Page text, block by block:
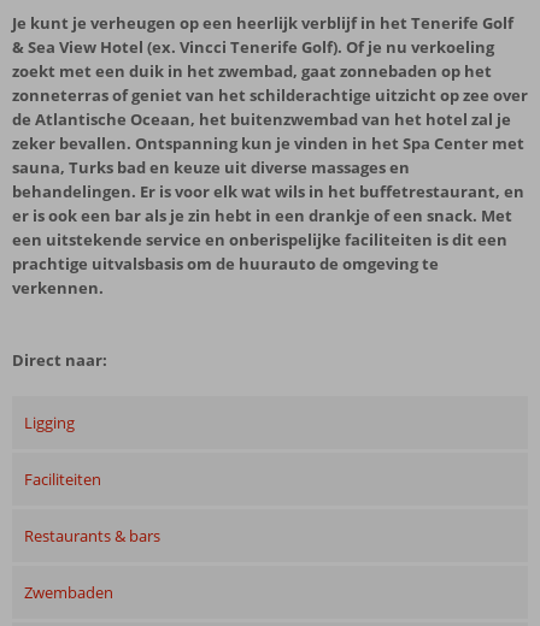
Je kunt je verheugen op een heerlijk verblijf in het Tenerife Golf
& Sea View Hotel (ex. Vincci Tenerife Golf). Of je nu verkoeling
zoekt met een duik in het zwembad, gaat zonnebaden op het
zonneterras of geniet van het schilderachtige uitzicht op zee over
de Atlantische Oceaan, het buitenzwembad van het hotel zal je
zeker bevallen. Ontspanning kun je vinden in het Spa Center met
sauna, Turks bad en keuze uit diverse massages en
behandelingen. Er is voor elk wat wils in het buffetrestaurant, en
er is ook een bar als je zin hebt in een drankje of een snack. Met
een uitstekende service en onberispelijke faciliteiten is dit een
prachtige uitvalsbasis om de huurauto de omgeving te
verkennen.
Direct naar:
Ligging
Faciliteiten
Restaurants & bars
Zwembaden